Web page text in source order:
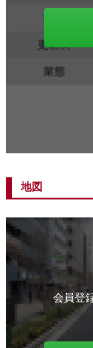
地図
会員登